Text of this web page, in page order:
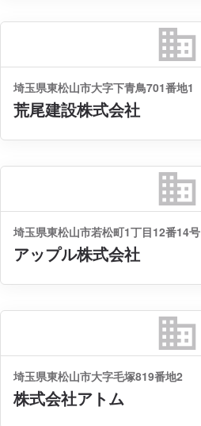
business
埼玉県東松山市大字下青鳥701番地1
荒尾建設株式会社
business
埼玉県東松山市若松町1丁目12番14号
アップル株式会社
business
埼玉県東松山市大字毛塚819番地2
株式会社アトム